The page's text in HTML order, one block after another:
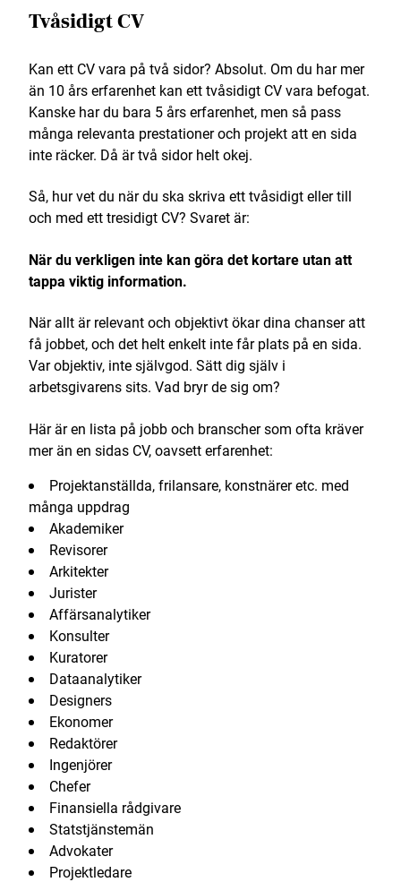
Tvåsidigt CV
Kan ett CV vara på två sidor? Absolut. Om du har mer
än 10 års erfarenhet kan ett tvåsidigt CV vara befogat.
Kanske har du bara 5 års erfarenhet, men så pass
många relevanta prestationer och projekt att en sida
inte räcker. Då är två sidor helt okej.
Så, hur vet du när du ska skriva ett tvåsidigt eller till
och med ett tresidigt CV? Svaret är:
När du verkligen inte kan göra det kortare utan att
tappa viktig information.
När allt är relevant och objektivt ökar dina chanser att
få jobbet, och det helt enkelt inte får plats på en sida.
Var objektiv, inte självgod. Sätt dig själv i
arbetsgivarens sits. Vad bryr de sig om?
Här är en lista på jobb och branscher som ofta kräver
mer än en sidas CV, oavsett erfarenhet:
Projektanställda, frilansare, konstnärer etc. med
många uppdrag
Akademiker
Revisorer
Arkitekter
Jurister
Affärsanalytiker
Konsulter
Kuratorer
Dataanalytiker
Designers
Ekonomer
Redaktörer
Ingenjörer
Chefer
Finansiella rådgivare
Statstjänstemän
Advokater
Projektledare